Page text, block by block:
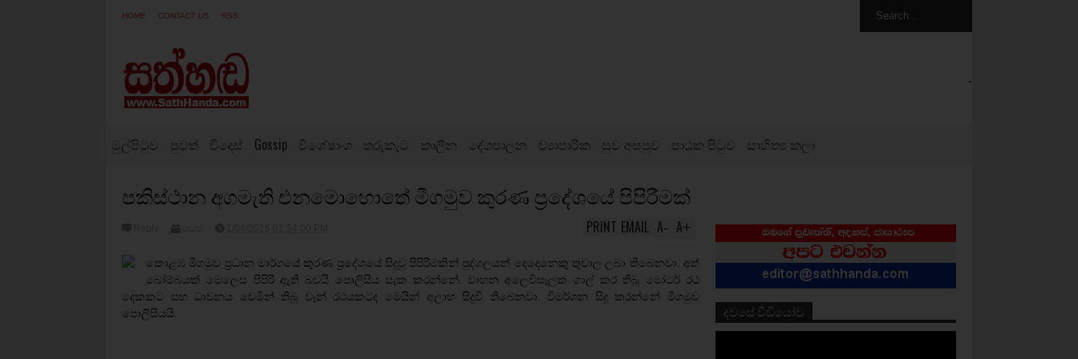
HOME CONTACT US RSS
.
මුල්පිටුව පුවත් විදෙස් Gossip විශේෂාංග තරුකැට කාලීන දේශපාලන ව්‍යාපාරික සුව අසපුව පාඨක පිටුව සාහිත්‍ය කලා
පකිස්ථාන අගමැති එනමොහොතේ මීගමුව කුරණ ප්‍රදේශයේ පිපිරීමක්
A+
A-
EMAIL
PRINT
කොළඹ මීගමුව ප‍්‍රධාන මාර්ගයේ කුරණ ප‍්‍රදේශයේ සිදුවූ පිපිරීමකින් පුද්ගලයන් දෙදෙනෙකු තුවාල ලබා තිබෙනවා. අත්
බෝම්බයක් මෙලෙස පිපිරී ඇති බවයි පොලිසිය සැක කරන්නේ. වාහන අලෙවිසැලක ගාල් කර තිබූ මෝටර් රථ
දෙකකට සහ ධාවනය වෙමින් තිබූ වෑන් රථයකටද මෙයින් අලාභ සිදුවී තිබෙනවා. විමර්ශන සිදු කරන්නේ මීගමුව
පොලිසියයි.
දවසේ වීඩියෝව